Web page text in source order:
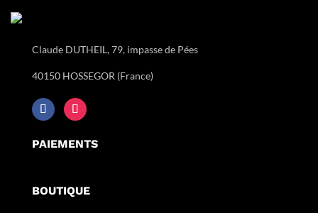
Claude DUTHEIL, 79, impasse de Pées
40150 HOSSEGOR (France)
PAIEMENTS
BOUTIQUE